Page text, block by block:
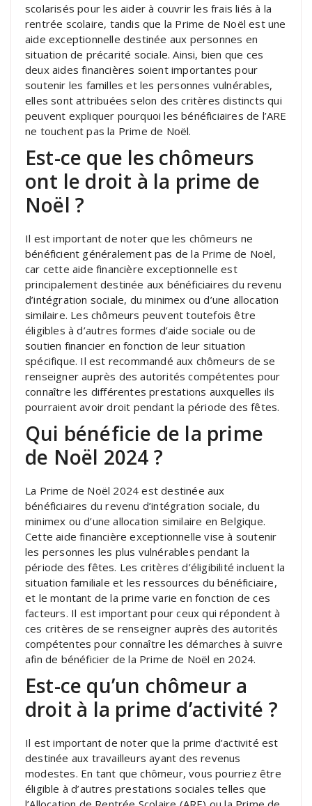
scolarisés pour les aider à couvrir les frais liés à la
rentrée scolaire, tandis que la Prime de Noël est une
aide exceptionnelle destinée aux personnes en
situation de précarité sociale. Ainsi, bien que ces
deux aides financières soient importantes pour
soutenir les familles et les personnes vulnérables,
elles sont attribuées selon des critères distincts qui
peuvent expliquer pourquoi les bénéficiaires de l’ARE
ne touchent pas la Prime de Noël.
Est-ce que les chômeurs
ont le droit à la prime de
Noël ?
Il est important de noter que les chômeurs ne
bénéficient généralement pas de la Prime de Noël,
car cette aide financière exceptionnelle est
principalement destinée aux bénéficiaires du revenu
d’intégration sociale, du minimex ou d’une allocation
similaire. Les chômeurs peuvent toutefois être
éligibles à d’autres formes d’aide sociale ou de
soutien financier en fonction de leur situation
spécifique. Il est recommandé aux chômeurs de se
renseigner auprès des autorités compétentes pour
connaître les différentes prestations auxquelles ils
pourraient avoir droit pendant la période des fêtes.
Qui bénéficie de la prime
de Noël 2024 ?
La Prime de Noël 2024 est destinée aux
bénéficiaires du revenu d’intégration sociale, du
minimex ou d’une allocation similaire en Belgique.
Cette aide financière exceptionnelle vise à soutenir
les personnes les plus vulnérables pendant la
période des fêtes. Les critères d’éligibilité incluent la
situation familiale et les ressources du bénéficiaire,
et le montant de la prime varie en fonction de ces
facteurs. Il est important pour ceux qui répondent à
ces critères de se renseigner auprès des autorités
compétentes pour connaître les démarches à suivre
afin de bénéficier de la Prime de Noël en 2024.
Est-ce qu’un chômeur a
droit à la prime d’activité ?
Il est important de noter que la prime d’activité est
destinée aux travailleurs ayant des revenus
modestes. En tant que chômeur, vous pourriez être
éligible à d’autres prestations sociales telles que